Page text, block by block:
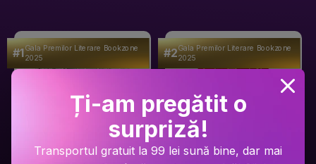
#1Gala Premilor Literare Bookzone
2025 #2Gala Premilor Literare Bookzone
2025
Ți-am pregătit o
surpriză!
Transportul gratuit la 99 lei sună bine, dar mai